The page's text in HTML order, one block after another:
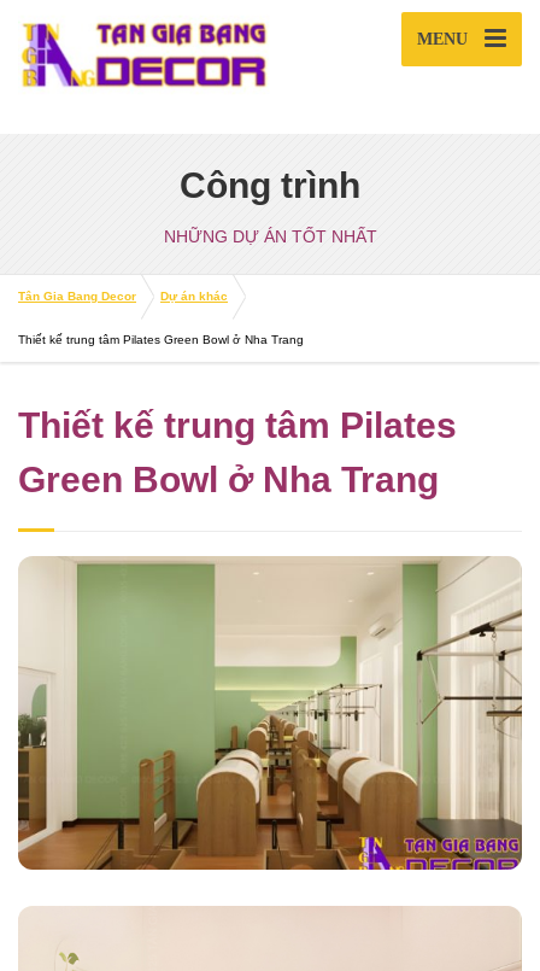
MENU
Công trình
NHỮNG DỰ ÁN TỐT NHẤT
Tân Gia Bang Decor Dự án khác
Thiết kế trung tâm Pilates Green Bowl ở Nha Trang
Thiết kế trung tâm Pilates
Green Bowl ở Nha Trang